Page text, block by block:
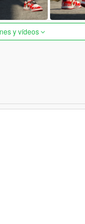
y vídeos